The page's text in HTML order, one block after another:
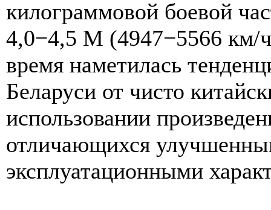
килограммовой боевой
4,0−4,5 М (4947−5566 км/
время наметилась
Беларуси от чисто
использовании
отличающихся
эксплуатационными